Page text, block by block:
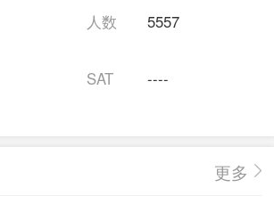
究、历史、信息设计和公司通讯、信
，税收和金融规划、管理、营销、
、自然与应用科学、哲学和社会学
位、硕士学位及博士学位授予权。
人数 5557
SAT ----
更多